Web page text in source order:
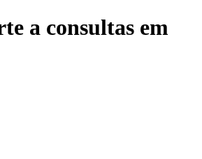
a consultas em